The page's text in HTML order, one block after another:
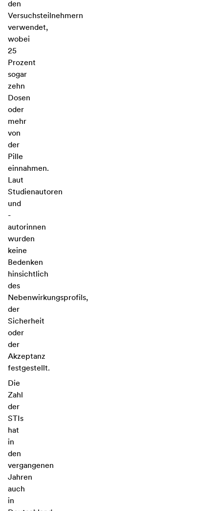
den
Versuchsteilnehmern
verwendet,
wobei
25
Prozent
sogar
zehn
Dosen
oder
mehr
von
der
Pille
einnahmen.
Laut
Studienautoren
und
-
autorinnen
wurden
keine
Bedenken
hinsichtlich
des
Nebenwirkungsprofils,
der
Sicherheit
oder
der
Akzeptanz
festgestellt.
Die
Zahl
der
STIs
hat
in
den
vergangenen
Jahren
auch
in